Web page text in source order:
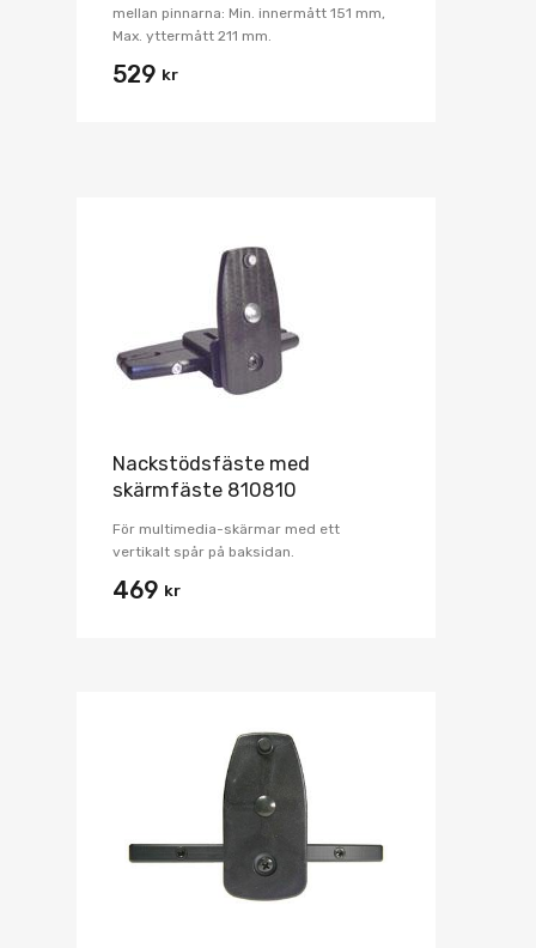
mellan pinnarna: Min. innermått 151 mm,
Max. yttermått 211 mm.
529 kr
Nackstödsfäste med
skärmfäste 810810
För multimedia-skärmar med ett
vertikalt spår på baksidan.
469 kr